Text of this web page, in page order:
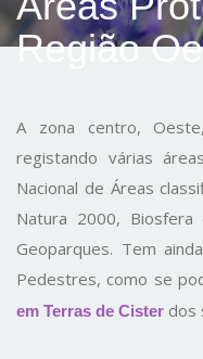
Região
A zona centro,
registando várias
Nacional de Áreas
Natura 2000, Biosfera
Geoparques. Tem
Pedestres, como se
em Terras de Cister dos